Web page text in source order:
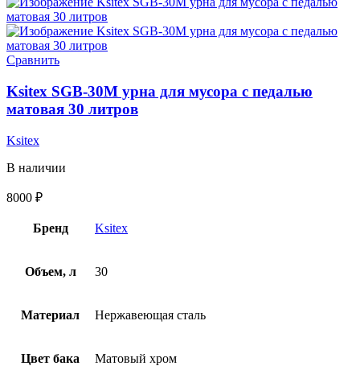
Сравнить
Ksitex SGB-30M урна для мусора с педалью
матовая 30 литров
Ksitex
В наличии
8000 ₽
Бренд Ksitex
Объем, л 30
Материал Нержавеющая сталь
Цвет бака Матовый хром